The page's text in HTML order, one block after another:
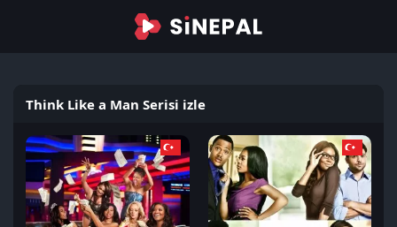
Think Like a Man Serisi izle